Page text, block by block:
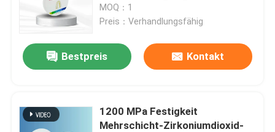
hochpräzise Zahnrestaurationen
MOQ：1
Preis：Verhandlungsfähig
Bestpreis Kontakt
1200 MPa Festigkeit
Mehrschicht-Zirkoniumdioxid-